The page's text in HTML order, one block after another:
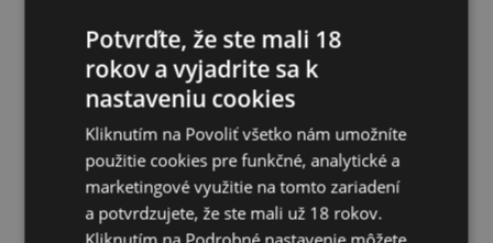
Potvrďte, že ste mali 18
rokov a vyjadrite sa k
nastaveniu cookies
Kliknutím na Povoliť všetko nám umožníte
použitie cookies pre funkčné, analytické a
marketingové využitie na tomto zariadení
a potvrdzujete, že ste mali už 18 rokov.